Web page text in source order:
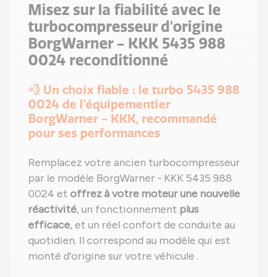
Misez sur la fiabilité avec le
turbocompresseur d'origine
BorgWarner - KKK 5435 988
0024 reconditionné
💨 Un choix fiable : le turbo 5435 988
0024 de l'équipementier
BorgWarner - KKK, recommandé
pour ses performances
Remplacez votre ancien turbocompresseur
par le modèle BorgWarner - KKK 5435 988
0024 et offrez à votre moteur une nouvelle
réactivité, un fonctionnement plus
efficace, et un réel confort de conduite au
quotidien. Il correspond au modèle qui est
monté d'origine sur votre véhicule .